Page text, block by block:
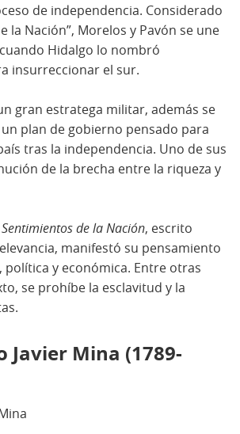
de independencia. Considerado
la Nación”, Morelos y Pavón se une
Hidalgo lo nombró
insurreccionar el sur.
gran estratega militar, además se
plan de gobierno pensado para
tras la independencia. Uno de sus
de la brecha entre la riqueza y
Sentimientos de la Nación, escrito
manifestó su pensamiento
política y económica. Entre otras
se prohíbe la esclavitud y la
Javier Mina (1789-